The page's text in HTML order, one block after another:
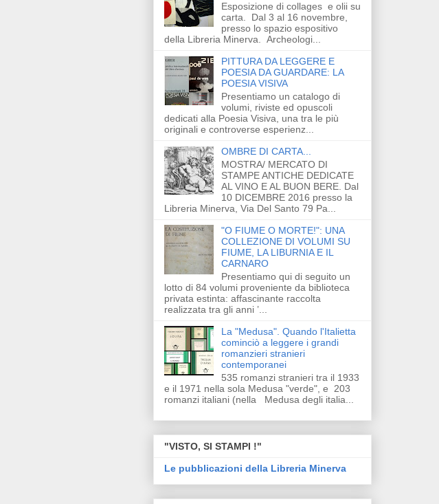
Esposizione di collages e olii su
carta. Dal 3 al 16 novembre,
presso lo spazio espositivo
della Libreria Minerva. Archeologi...
PITTURA DA LEGGERE E
POESIA DA GUARDARE: LA
POESIA VISIVA
Presentiamo un catalogo di
volumi, riviste ed opuscoli
dedicati alla Poesia Visiva, una tra le più
originali e controverse esperienz...
OMBRE DI CARTA...
MOSTRA/ MERCATO DI
STAMPE ANTICHE DEDICATE
AL VINO E AL BUON BERE. Dal
10 DICEMBRE 2016 presso la
Libreria Minerva, Via Del Santo 79 Pa...
"O FIUME O MORTE!": UNA
COLLEZIONE DI VOLUMI SU
FIUME, LA LIBURNIA E IL
CARNARO
Presentiamo qui di seguito un
lotto di 84 volumi proveniente da biblioteca
privata estinta: affascinante raccolta
realizzata tra gli anni ’...
La "Medusa". Quando l'Italietta
cominciò a leggere i grandi
romanzieri stranieri
contemporanei
535 romanzi stranieri tra il 1933
e il 1971 nella sola Medusa "verde", e 203
romanzi italiani (nella Medusa degli italia...
"VISTO, SI STAMPI !"
Le pubblicazioni della Libreria Minerva